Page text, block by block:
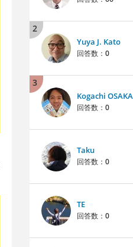
2
Yuya J. Kato
回答数： 0
3
Kogachi OSAKA
回答数： 0
Taku
回答数： 0
TE
回答数： 0